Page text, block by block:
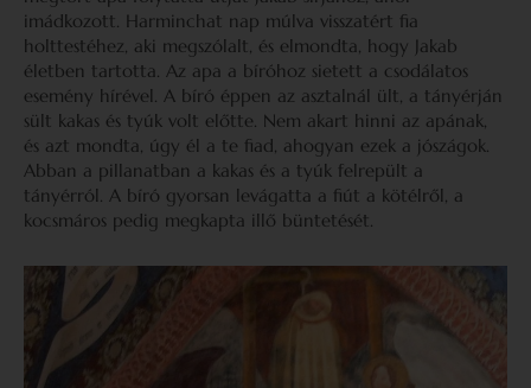
imádkozott. Harminchat nap múlva visszatért fia
holttestéhez, aki megszólalt, és elmondta, hogy Jakab
életben tartotta. Az apa a bíróhoz sietett a csodálatos
esemény hírével. A bíró éppen az asztalnál ült, a tányérján
sült kakas és tyúk volt előtte. Nem akart hinni az apának,
és azt mondta, úgy él a te fiad, ahogyan ezek a jószágok.
Abban a pillanatban a kakas és a tyúk felrepült a
tányérról. A bíró gyorsan levágatta a fiút a kötélről, a
kocsmáros pedig megkapta illő büntetését.